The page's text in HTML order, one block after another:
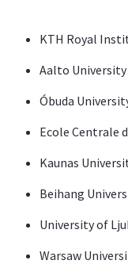
KTH Royal
Aalto University
Óbuda
Ecole Centrale
Kaunas
Beihang
University of
Warsaw